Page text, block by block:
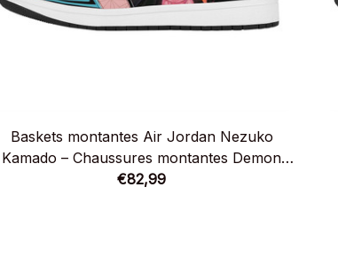
Baskets montantes Air Jordan Nezuko
Kamado – Chaussures montantes Demon
Slayer
€82,99